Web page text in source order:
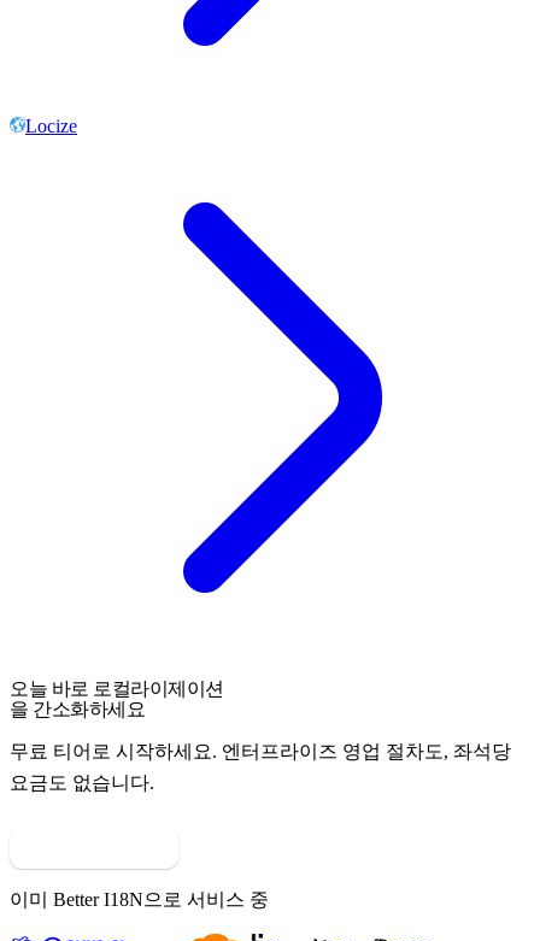
Locize
오늘 바로 로컬라이제이션
을 간소화하세요
무료 티어로 시작하세요. 엔터프라이즈 영업 절차도, 좌석당
요금도 없습니다.
이미 Better I18N으로 서비스 중